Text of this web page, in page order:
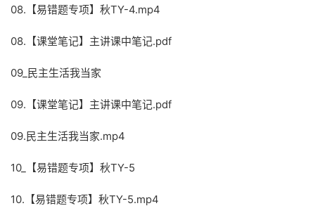
08.【易错题专项】秋TY-4.mp4
08.【课堂笔记】主讲课中笔记.pdf
09_民主生活我当家
09.【课堂笔记】主讲课中笔记.pdf
09.民主生活我当家.mp4
10_【易错题专项】秋TY-5
10.【易错题专项】秋TY-5.mp4